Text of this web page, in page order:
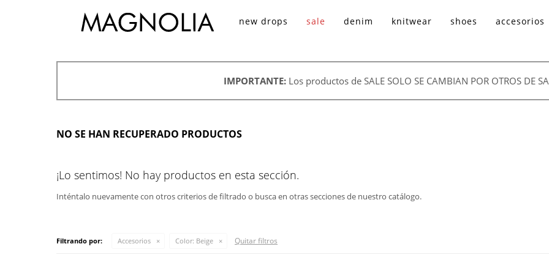
new drops sale denim knitwear shoes accesorios
IMPORTANTE: Los productos de SALE SOLO SE CAMBIAN POR OTROS DE
NO SE HAN RECUPERADO PRODUCTOS
¡Lo sentimos! No hay productos en esta sección.
Inténtalo nuevamente con otros criterios de filtrado o busca en otras secciones de nuestro catálogo.
Filtrando por: Accesorios Color: Beige Quitar filtros